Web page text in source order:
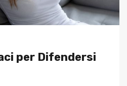
per Difendersi